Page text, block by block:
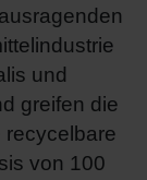
und
greifen die
recycelbare
von 100
Erdöl-